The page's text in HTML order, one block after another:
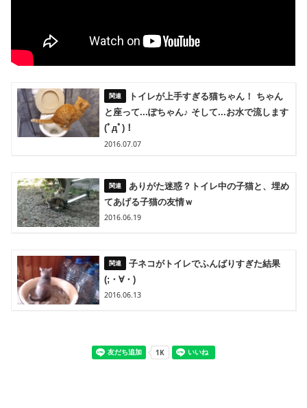
トイレが上手すぎる猫ちゃん！ ちゃん
と座って...ぽちゃん♪ そして...お水で流します
(ﾟдﾟ)！
2016.07.07
ありがた迷惑？トイレ中の子猫と、埋め
てあげる子猫の友情ｗ
2016.06.19
子ネコがトイレでふんばりすぎた結果
(;・∀・)
2016.06.13